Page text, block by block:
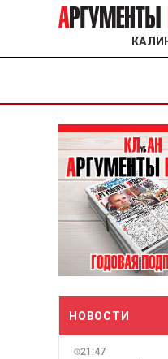
НОВОСТИ
21:47